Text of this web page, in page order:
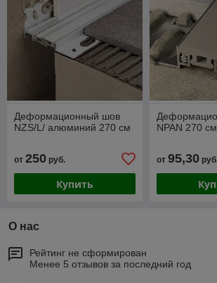
Деформационный шов
NZS/L/ алюминий 270 см
от 250 руб.
Купить
NPAN 270 см
от 95,30
О нас
Рейтинг не сформирован
Менее 5 отзывов за последний год